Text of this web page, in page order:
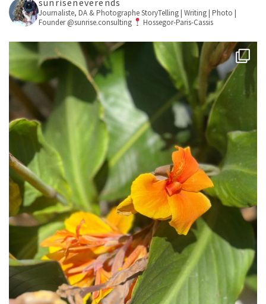
Journaliste, DA & PhotographeStoryTelling | Writing | Photo |
Founder @sunrise.consulting
Hossegor-Paris-Cassis